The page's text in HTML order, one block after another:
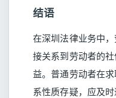
结语
在深圳法律业务中
接关系到劳动者的
益。普通劳动者在
系性质存疑，应及